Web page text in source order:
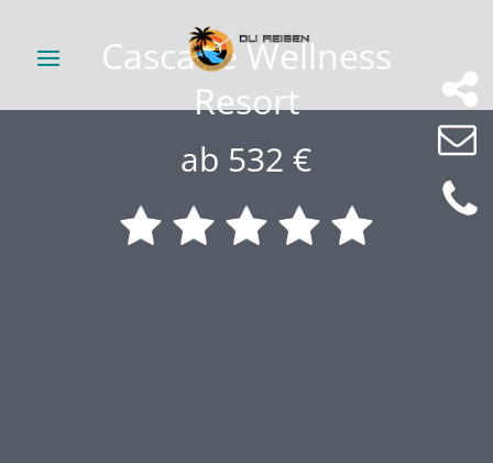
Cascade Wellness
Resort
ab 532 €